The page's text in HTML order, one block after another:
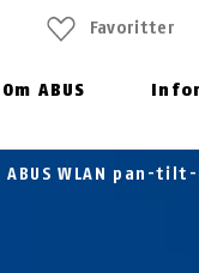
Om ABUS
Favoritter
ABUS WLAN pan-